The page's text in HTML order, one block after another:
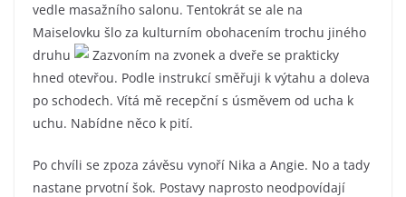
vedle masažního salonu. Tentokrát se ale na
Maiselovku šlo za kulturním obohacením trochu jiného
druhu
Zazvoním na zvonek a dveře se prakticky
hned otevřou. Podle instrukcí směřuji k výtahu a doleva
po schodech. Vítá mě recepční s úsměvem od ucha k
uchu. Nabídne něco k pití.
Po chvíli se zpoza závěsu vynoří Nika a Angie. No a tady
nastane prvotní šok. Postavy naprosto neodpovídají